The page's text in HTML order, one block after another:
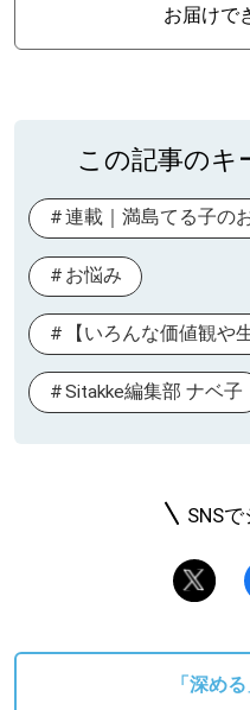
お届けで
この記事のキ
連載｜満島てる子の
お悩み
【いろんな価値観や
Sitakke編集部 ナベ子
SNS
「深め